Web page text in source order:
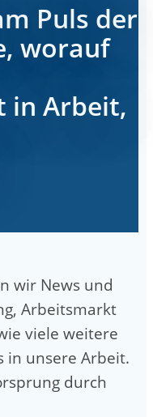
Puls der
worauf
in Arbeit,
wir News und
Arbeitsmarkt
viele weitere
in unsere Arbeit.
durch